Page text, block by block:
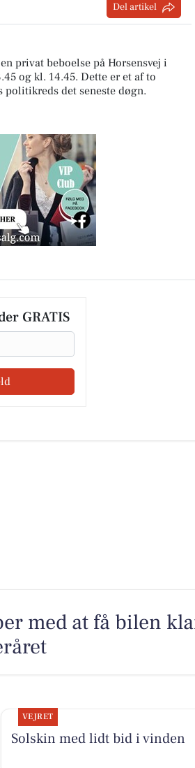
Del artikel
privat beboelse på Horsensvej i
og kl. 14.45. Dette er et af to
det seneste døgn.
GRATIS
med at få bilen
VEJRET
Solskin med lidt bid i vinden